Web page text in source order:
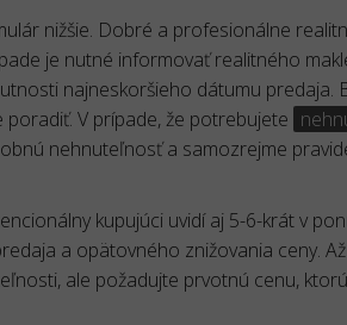
nižšie. Dobré a profesionálne
je nutné informovať realitného
najneskoršieho dátumu predaja.
V prípade, že potrebujete
nehnuteľnosť a samozrejme
kupujúci uvidí aj 5-6-krát v
a opätovného znižovania ceny.
ale požadujte prvotnú cenu,